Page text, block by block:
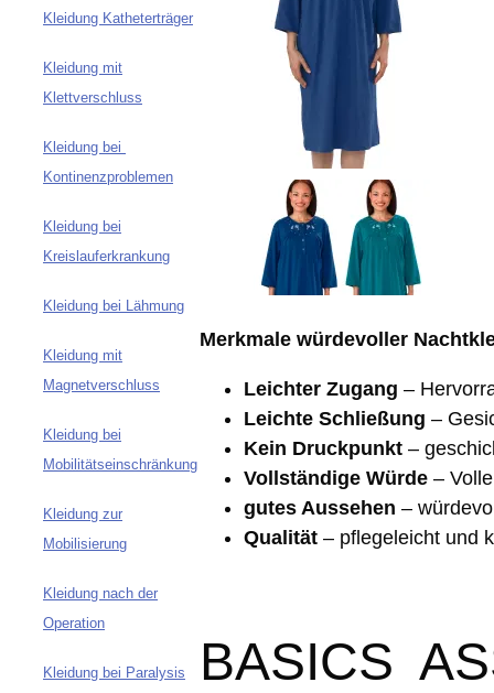
Kleidung Katheterträger
Kleidung mit
Klettverschluss
Kleidung bei
Kontinenzproblemen
Kleidung bei
Kreislauferkrankung
Kleidung bei Lähmung
Kleidung mit
Magnetverschluss
Kleidung bei
Mobilitätseinschränkung
Kleidung zur
Mobilisierung
Kleidung nach der
Operation
Kleidung bei Paralysis
Merkmale würdevoller
Leichter Zugang –
Leichte Schließung –
Kein Druckpunkt –
Vollständige Würde –
gutes Aussehen –
Qualität – pflegeleicht und
BASICS